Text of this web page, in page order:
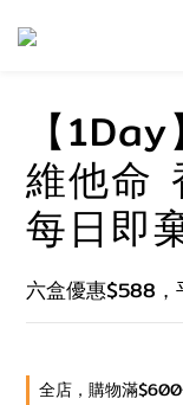
【
維他命
每日即
六盒優惠$588
全店，購物滿